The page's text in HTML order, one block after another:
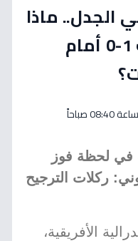
الجدل.. ماذا
يحدث إذا فاز الزمالك 1-0 أمام
في لحظة فوز
ركلات الترجيح
الأفريقية،